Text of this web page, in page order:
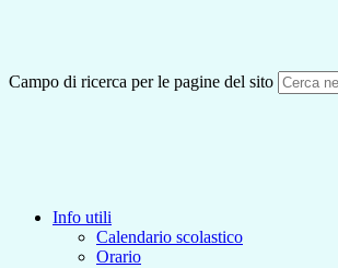
Campo di ricerca per le pagine del sito
Info utili
Calendario scolastico
Orario